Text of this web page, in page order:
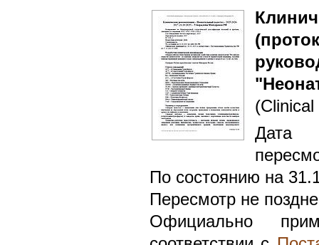
Дата
По состоянию на
Пересмотр не
Официально